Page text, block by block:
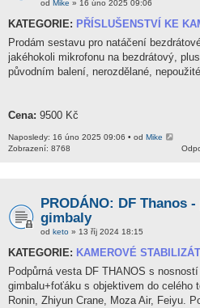
od Mike » 16 úno 2025 09:06
KATEGORIE: PŘÍSLUŠENSTVÍ KE
Prodám sestavu pro natáčení
jakéhokoli mikrofonu na bezdrátový,
původním balení, nerozdělané,
Cena: 9500 Kč
Naposledy: 16 úno 2025 09:06 • od Mike
Zobrazení: 8768
PRODÁNO: DF Thanos
gimbaly
od keto » 13 říj 2024 18:15
KATEGORIE: KAMEROVÉ
Podpůrná vesta DF THANOS s
gimbalu+foťáku s objektivem do celého
Ronin, Zhiyun Crane, Moza Air, Feiyu.